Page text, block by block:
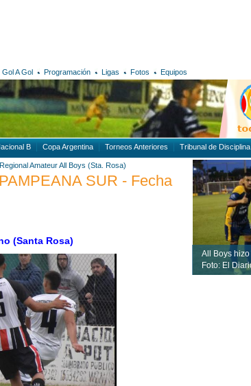
Gol A Gol Programación Ligas Fotos Equipos
B Copa Argentina Torneos Anteriores Tribunal de Disciplina
AmateurAll Boys (Sta. Rosa)
SUR - Fecha
(Santa Rosa)
All Boys
Foto: El